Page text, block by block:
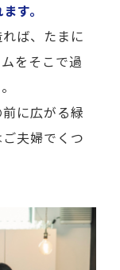
す。
ば、たまに
をそこで過
に広がる緑
夫婦でくつ